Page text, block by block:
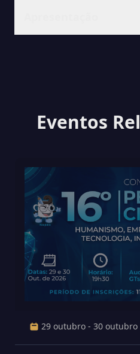
Eventos
29 outubro - 30 outubro